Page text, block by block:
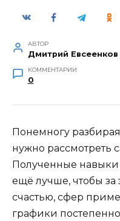
АВТОР
Дмитрий Евсеенков
КОММЕНТАРИИ
0
Понемногу
нужно рассмотреть
Полученные навыки
ещё лучше, чтобы за
счастью, сфер
графики